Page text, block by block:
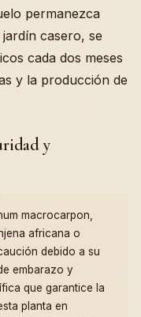
permanezca
casero, se
cada dos meses
y la producción de
y
macrocarpon,
africana o
debido a su
embarazo y
que garantice la
planta en